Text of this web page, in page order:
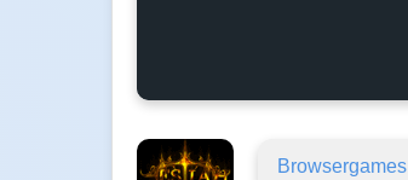
Browsergames